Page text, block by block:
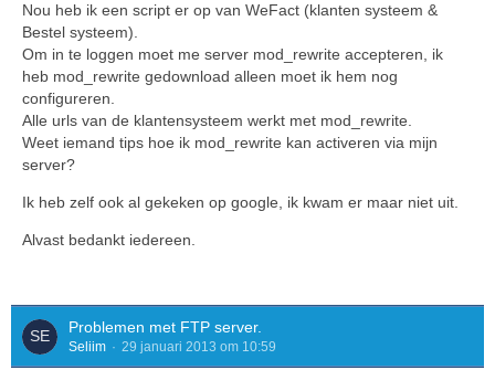
Nou heb ik een script er op van WeFact (klanten systeem &
Bestel systeem).
Om in te loggen moet me server mod_rewrite accepteren, ik
heb mod_rewrite gedownload alleen moet ik hem nog
configureren.
Alle urls van de klantensysteem werkt met mod_rewrite.
Weet iemand tips hoe ik mod_rewrite kan activeren via mijn
server?
Ik heb zelf ook al gekeken op google, ik kwam er maar niet uit.
Alvast bedankt iedereen.
Problemen met FTP server.
Seliim 29 januari 2013 om 10:59